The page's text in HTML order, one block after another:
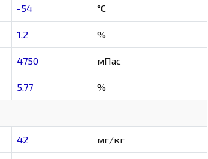
-54 °C
1,2 %
4750 мПас
5,77 %
42 мг/кг